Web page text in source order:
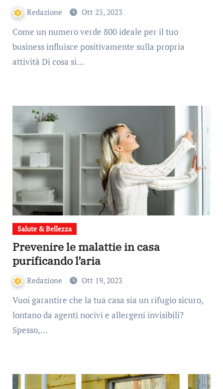
Redazione Ott 25, 2023
Come un numero verde 800 ideale per il tuo
business influisce positivamente sulla propria
attività Di cosa si…
Salute & Bellezza
Prevenire le malattie in casa
purificando l’aria
Redazione Ott 19, 2023
Vuoi garantire che la tua casa sia un rifugio sicuro,
lontano da agenti nocivi e allergeni invisibili?
Spesso,…